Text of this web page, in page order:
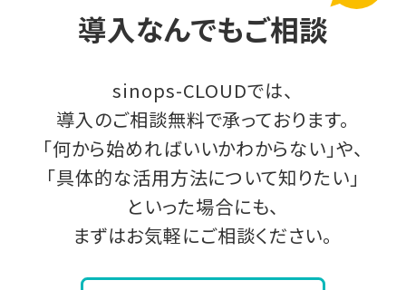
導入なんでもご相談
sinops-CLOUDでは、
導入のご相談無料で承っております。
「何から始めればいいかわからない」や、
「具体的な活用方法について知りたい」
といった場合にも、
まずはお気軽にご相談ください。